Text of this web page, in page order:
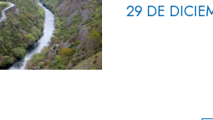
29 DE